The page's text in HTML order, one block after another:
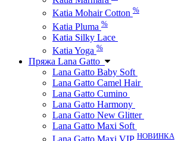
Katia Mohair Cotton %
Katia Pluma %
Katia Silky Lace
Katia Yoga %
Пряжа Lana Gatto
Lana Gatto Baby Soft
Lana Gatto Camel Hair
Lana Gatto Cumino
Lana Gatto Harmony
Lana Gatto New Glitter
Lana Gatto Maxi Soft
НОВИНКА